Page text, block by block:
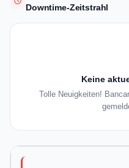
Downtime-Zeitstrahl
Keine
Tolle Neuigkeiten!